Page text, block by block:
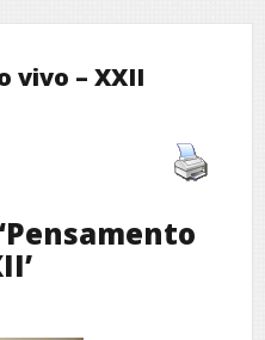
vivo – XXII